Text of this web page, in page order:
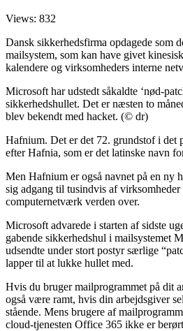
Microsoft
Exchange
Views: 832
Dansk sikkerhedsfirma opdagede som
mailsystem, som kan have givet
kalendere og virksomheders interne
Microsoft har udstedt såkaldte ‘nød-
sikkerhedshullet. Det er næsten to
blev bekendt med hacket. (© dr)
Hafnium. Det er det 72. grundstof i det
efter Hafnia, som er det latinske navn
Men Hafnium er også navnet på en ny
sig adgang til tusindvis af
computernetværk verden over.
Microsoft advarede i starten af sidste
gabende sikkerhedshul i mailsystemet
udsendte under stort postyr særlige
lapper til at lukke hullet med.
Hvis du bruger mailprogrammet på dit
også være ramt, hvis din arbejdsgiver
stående. Mens brugere af
cloud-tjenesten Office 365 ikke er